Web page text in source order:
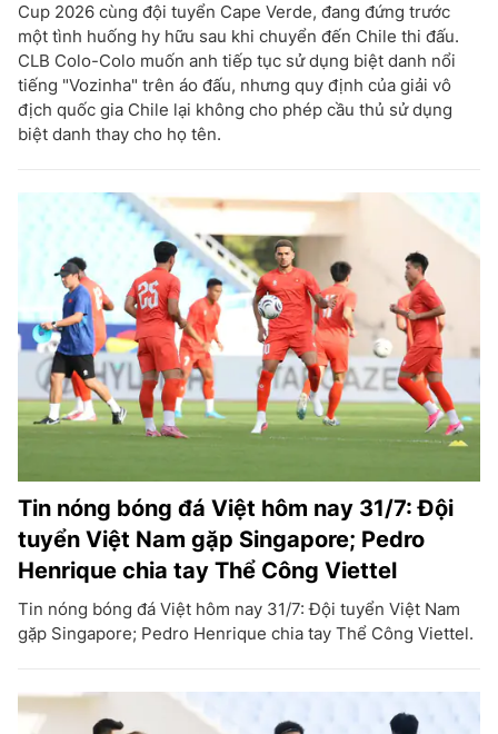
Cup 2026 cùng đội tuyển Cape Verde, đang đứng trước
một tình huống hy hữu sau khi chuyển đến Chile thi đấu.
CLB Colo-Colo muốn anh tiếp tục sử dụng biệt danh nổi
tiếng "Vozinha" trên áo đấu, nhưng quy định của giải vô
địch quốc gia Chile lại không cho phép cầu thủ sử dụng
biệt danh thay cho họ tên.
Tin nóng bóng đá Việt hôm nay 31/7: Đội
tuyển Việt Nam gặp Singapore; Pedro
Henrique chia tay Thể Công Viettel
Tin nóng bóng đá Việt hôm nay 31/7: Đội tuyển Việt Nam
gặp Singapore; Pedro Henrique chia tay Thể Công Viettel.